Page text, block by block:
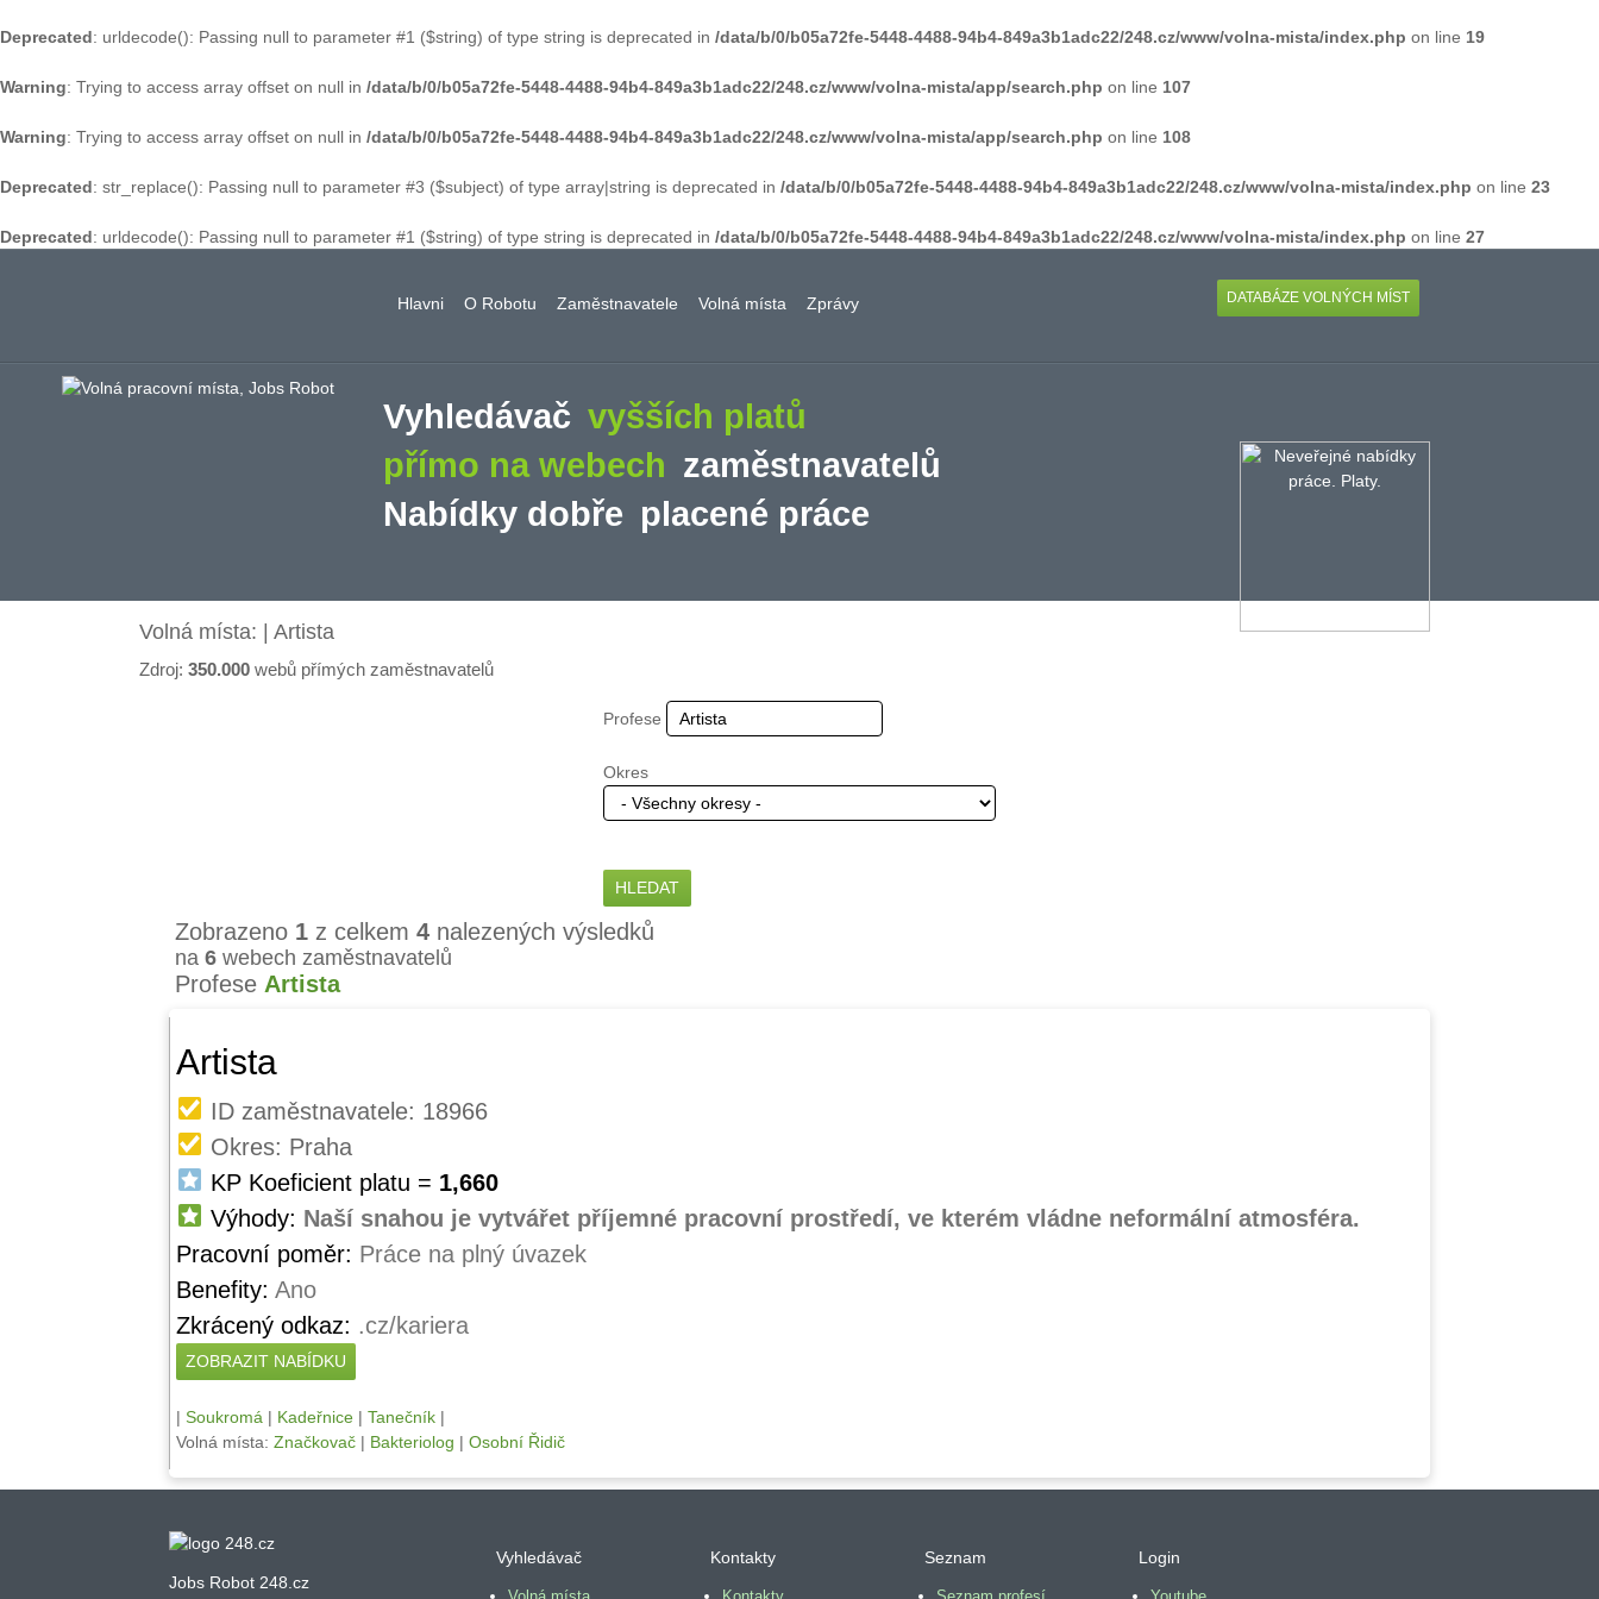
Deprecated: urldecode(): Passing null to parameter #1 ($string) of type string is deprecated in /data/b/0/b05a72fe-5448-4488-94b4-849a3b1adc22/248.cz/www/volna-mista/index.php on line 19
Warning: Trying to access array offset on null in /data/b/0/b05a72fe-5448-4488-94b4-849a3b1adc22/248.cz/www/volna-mista/app/search.php on line 107
Warning: Trying to access array offset on null in /data/b/0/b05a72fe-5448-4488-94b4-849a3b1adc22/248.cz/www/volna-mista/app/search.php on line 108
Deprecated: str_replace(): Passing null to parameter #3 ($subject) of type array|string is deprecated in /data/b/0/b05a72fe-5448-4488-94b4-849a3b1adc22/248.cz/www/volna-mista/index.php on line 23
Deprecated: urldecode(): Passing null to parameter #1 ($string) of type string is deprecated in /data/b/0/b05a72fe-5448-4488-94b4-849a3b1adc22/248.cz/www/volna-mista/index.php on line 27
Hlavni O Robotu Zaměstnavatele Volná místa Zprávy DATABÁZE VOLNÝCH MÍST
Vyhledávač vyšších platů
přímo na webech zaměstnavatelů
Nabídky dobře placené práce
Volná místa: | Artista
Zdroj: 350.000 webů přímých zaměstnavatelů
Profese
Okres
Zobrazeno 1 z celkem 4 nalezených výsledků
na 6 webech zaměstnavatelů
Profese Artista
Artista
ID zaměstnavatele: 18966
Okres: Praha
KP Koeficient platu = 1,660
Výhody: Naší snahou je vytvářet příjemné pracovní prostředí, ve kterém vládne neformální atmosféra.
Pracovní poměr: Práce na plný úvazek
Benefity: Ano
Zkrácený odkaz: .cz/kariera
ZOBRAZIT NABÍDKU
| Soukromá | Kadeřnice | Tanečník |
Volná místa: Značkovač | Bakteriolog | Osobní Řidič
Jobs Robot 248.cz
Vyhledávač Kontakty Seznam Login